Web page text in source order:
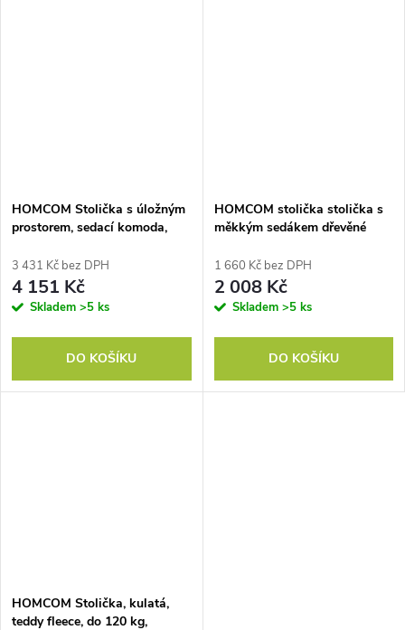
HOMCOM Stolička s úložným
prostorem, sedací komoda,
poklop, sametový vzhled, 120
x 46 x 42 cm, tmavě šedá
3 431 Kč bez DPH
4 151 Kč
Skladem >5 ks
DO KOŠÍKU
HOMCOM stolička stolička s
měkkým sedákem dřevěné
vzhled krémová bílá
1 660 Kč bez DPH
2 008 Kč
Skladem >5 ks
DO KOŠÍKU
HOMCOM Stolička, kulatá,
teddy fleece, do 120 kg,